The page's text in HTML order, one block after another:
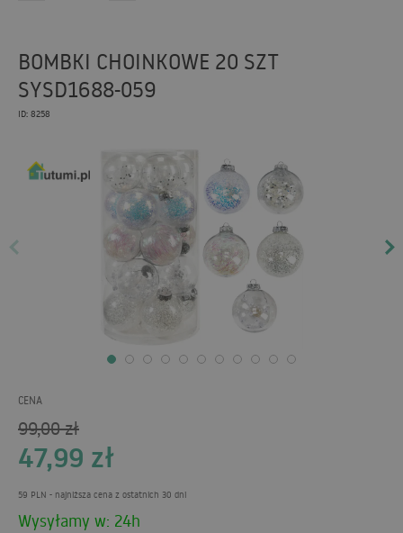
BOMBKI CHOINKOWE 20 SZT
SYSD1688-059
ID: 8258
CENA
99,00zł
47,99 zł
59 PLN - najniższa cena z ostatnich 30 dni
Wysyłamy w: 24h